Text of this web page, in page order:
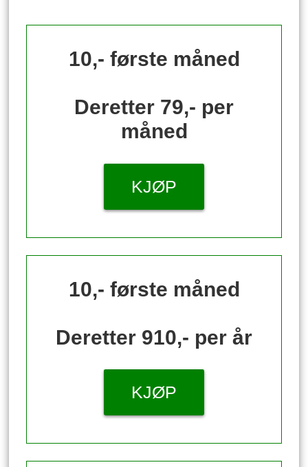
10,- første måned
Deretter 79,- per
måned
KJØP
10,- første måned
Deretter 910,- per år
KJØP